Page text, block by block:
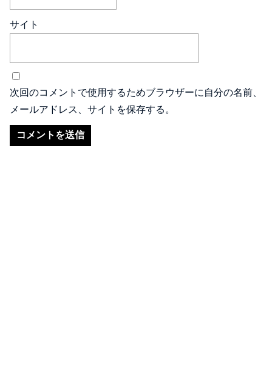
サイト
次回のコメントで使用するためブラウザーに自分の名前、
メールアドレス、サイトを保存する。